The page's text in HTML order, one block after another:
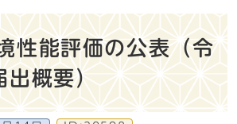
性能評価の公表（令
出概要）